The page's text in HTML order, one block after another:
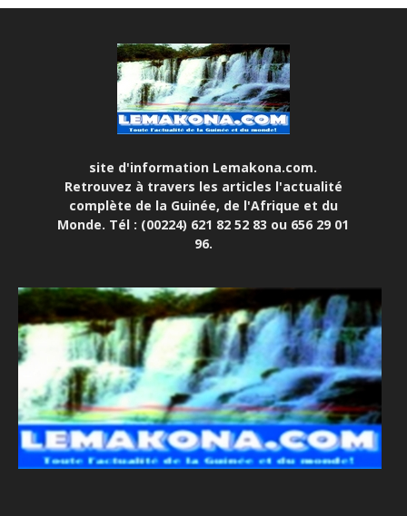
site d'information Lemakona.com.
Retrouvez à travers les articles l'actualité
complète de la Guinée, de l'Afrique et du
Monde. Tél : (00224) 621 82 52 83 ou 656 29 01
96.